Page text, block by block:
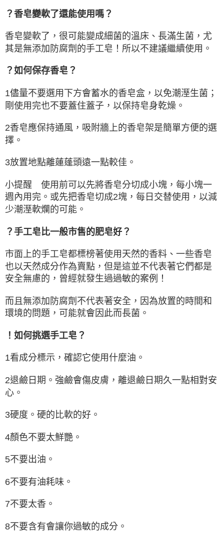
？香皂變軟了還能使用嗎？
香皂變軟了，很可能變成細菌的溫床、長滿生菌，尤
其是無添加防腐劑的手工皂！所以不建議繼續使用。
？如何保存香皂？
1儘量不要選用下方會蓄水的香皂盒，以免潮溼生菌；
剛使用完也不要蓋住蓋子，以保持皂身乾燥。
2香皂應保持通風，吸附牆上的香皂架是簡單方便的選
擇。
3放置地點離蓮蓬頭遠一點較佳。
小提醒 使用前可以先將香皂分切成小塊，每小塊一
週內用完。或先把香皂切成2塊，每日交替使用，以減
少潮溼軟爛的可能。
？手工皂比一般市售的肥皂好？
市面上的手工皂都標榜著使用天然的香料、一些香皂
也以天然成分作為賣點，但是這並不代表著它們都是
安全無慮的，曾經就發生過過敏的案例！
而且無添加防腐劑不代表著安全，因為放置的時間和
環境的問題，可能就會因此而長菌。
！如何挑選手工皂？
1看成分標示，確認它使用什麼油。
2退鹼日期。強鹼會傷皮膚，離退鹼日期久一點相對安
心。
3硬度。硬的比軟的好。
4顏色不要太鮮艷。
5不要出油。
6不要有油耗味。
7不要太香。
8不要含有會讓你過敏的成分。